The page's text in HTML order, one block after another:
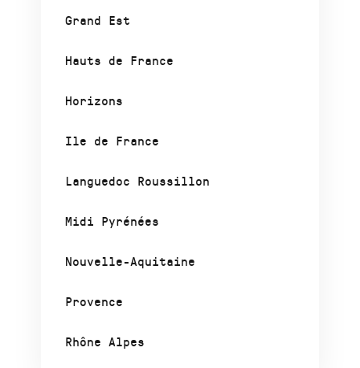
Grand Est
Hauts de France
Horizons
Ile de France
Languedoc Roussillon
Midi Pyrénées
Nouvelle-Aquitaine
Provence
Rhône Alpes